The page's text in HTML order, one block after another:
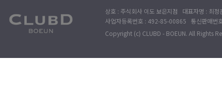
상호 : 주식회사 이도 보은지점 대표자명 : 최
사업자등록번호 : 492-85-00865 통신판매
Copyright (c) CLUBD - BOEUN. All Rights